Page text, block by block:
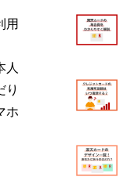
用
人
り
ホ